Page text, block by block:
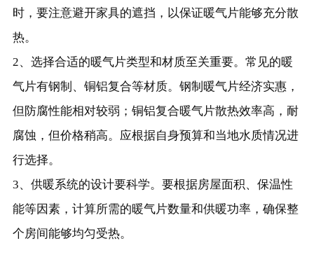
时，要注意避开家具的遮挡，以保证暖气片能够充分散
热。
2、选择合适的暖气片类型和材质至关重要。常见的暖
气片有钢制、铜铝复合等材质。钢制暖气片经济实惠，
但防腐性能相对较弱；铜铝复合暖气片散热效率高，耐
腐蚀，但价格稍高。应根据自身预算和当地水质情况进
行选择。
3、供暖系统的设计要科学。要根据房屋面积、保温性
能等因素，计算所需的暖气片数量和供暖功率，确保整
个房间能够均匀受热。